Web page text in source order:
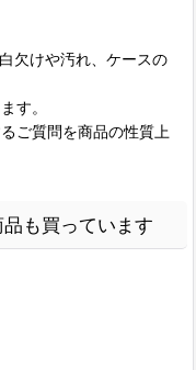
欠けや汚れ、ケースの
す。
ご質問を商品の性質上
も買っています